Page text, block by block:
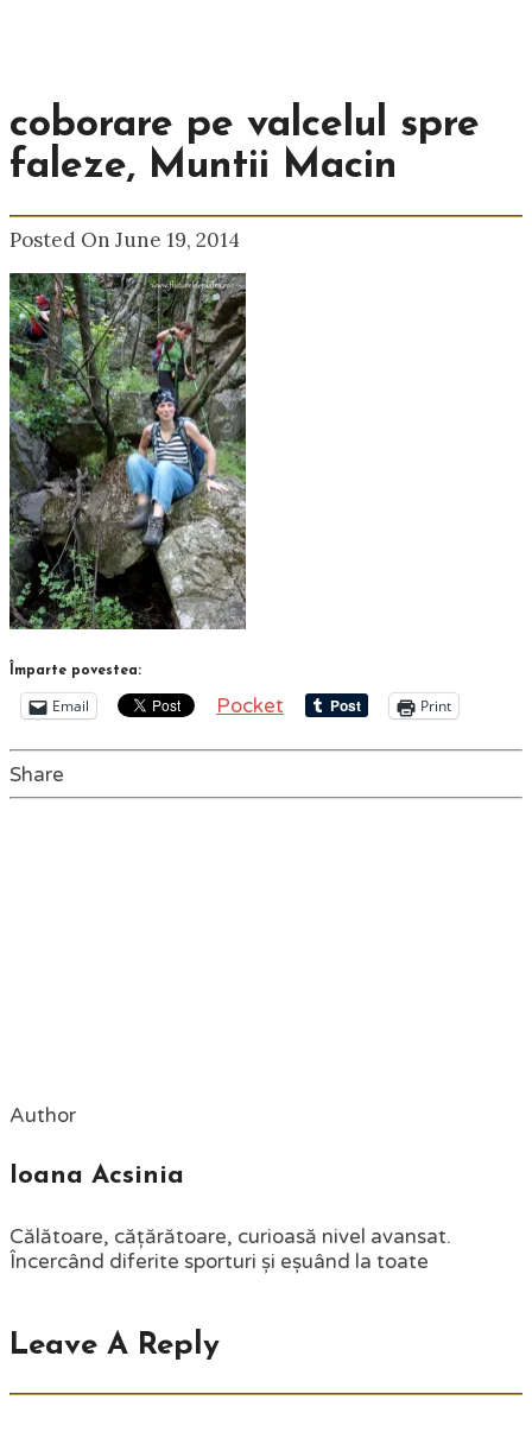
coborare pe valcelul spre
faleze, Muntii Macin
Posted On June 19, 2014
Împarte povestea:
Email Pocket Print
Share
Author
Ioana Acsinia
Călătoare, cățărătoare, curioasă nivel avansat.
Încercând diferite sporturi și eșuând la toate
Leave A Reply